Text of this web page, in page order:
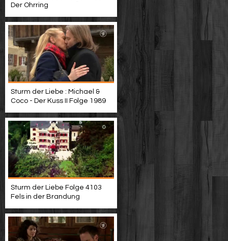
Der Ohrring
Sturm der Liebe : Michael &
Coco - Der Kuss II Folge 1989
Sturm der Liebe Folge 4103
Fels in der Brandung